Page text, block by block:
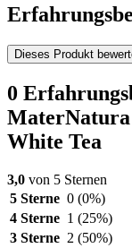
Dieses Produkt
0
MaterNatura
White Tea
3,0 von 5 Sternen
5 Sterne 0 (0%)
4 Sterne 1 (25%)
3 Sterne 2 (50%)